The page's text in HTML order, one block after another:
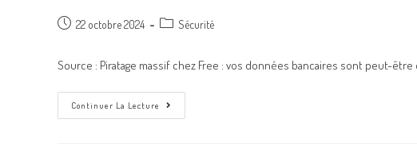
22 octobre 2024 Sécurité
Source : Piratage massif chez Free : vos données bancaires sont peut-être
Continuer La Lecture